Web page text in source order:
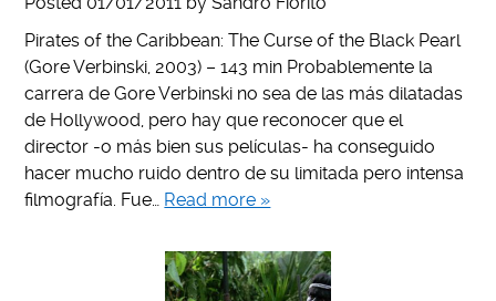
Pirates of the Caribbean: The Curse of the Black Pearl
(Gore Verbinski, 2003) – 143 min Probablemente la
carrera de Gore Verbinski no sea de las más dilatadas
de Hollywood, pero hay que reconocer que el
director -o más bien sus películas- ha conseguido
hacer mucho ruido dentro de su limitada pero intensa
filmografía. Fue… Read more »